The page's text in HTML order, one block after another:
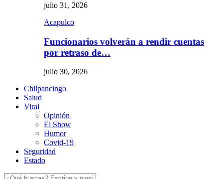
julio 31, 2026
Acapulco
Funcionarios volverán a rendir cuentas
por retraso de…
julio 30, 2026
Chilpancingo
Salud
Viral
Opinión
El Show
Humor
Covid-19
Seguridad
Estado